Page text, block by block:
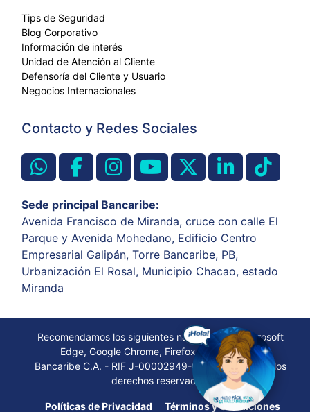
Tips de Seguridad
Blog Corporativo
Información de interés
Unidad de Atención al Cliente
Defensoría del Cliente y Usuario
Negocios Internacionales
Contacto y Redes Sociales
Sede principal Bancaribe:
Avenida Francisco de Miranda, cruce con calle El
Parque y Avenida Mohedano, Edificio Centro
Empresarial Galipán, Torre Bancaribe, PB,
Urbanización El Rosal, Municipio Chacao, estado
Miranda
Recomendamos los siguientes navegadores: Microsoft
Edge, Google Chrome, Firefox, Opera, Safari
Bancaribe C.A. - RIF J-00002949-0. © 2022. Todos los
derechos reservados.
Políticas de Privacidad Términos y Condiciones